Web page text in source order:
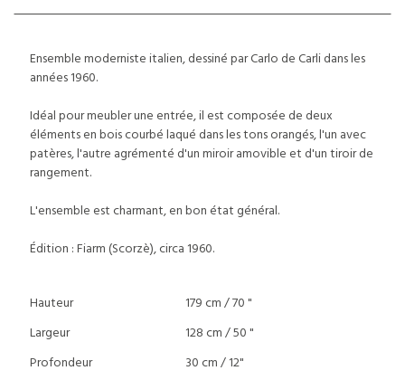
Ensemble moderniste italien, dessiné par Carlo de Carli dans les
années 1960.
Idéal pour meubler une entrée, il est composée de deux
éléments en bois courbé laqué dans les tons orangés, l'un avec
patères, l'autre agrémenté d'un miroir amovible et d'un tiroir de
rangement.
L'ensemble est charmant, en bon état général.
Édition : Fiarm (Scorzè), circa 1960.
Hauteur
179 cm / 70 "
Largeur
128 cm / 50 "
Profondeur
30 cm / 12"